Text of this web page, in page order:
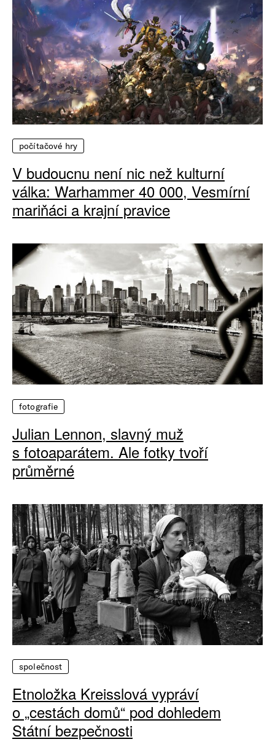
počítačové hry
V budoucnu není nic než kulturní
válka: Warhammer 40 000, Vesmírní
mariňáci a krajní pravice
fotografie
Julian Lennon, slavný muž
s fotoaparátem. Ale fotky tvoří
průměrné
společnost
Etnoložka Kreisslová vypráví
o „cestách domů“ pod dohledem
Státní bezpečnosti